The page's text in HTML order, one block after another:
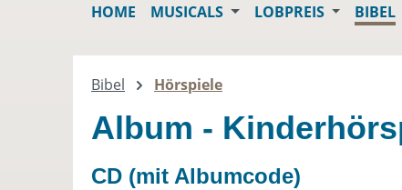
HOME MUSICALS LOBPREIS BIBEL
Bibel Hörspiele
Album -
CD (mit Albumcode)